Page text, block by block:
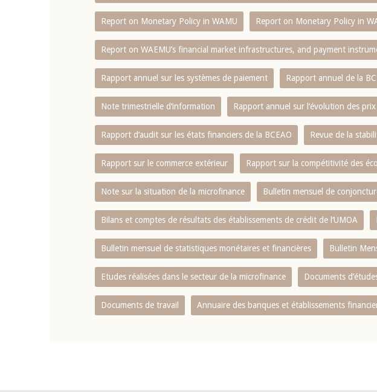
Report on Monetary Policy in WAMU Report on Monetary Policy in
Report on WAEMU’s financial market infrastructures, and payment
Rapport annuel sur les systèmes de paiement Rapport annuel de la
Note trimestrielle d‘information Rapport annuel sur l‘évolution des
Rapport d‘audit sur les états financiers de la BCEAO Revue de la
Rapport sur le commerce extérieur Rapport sur la compétitivité des
Note sur la situation de la microfinance Bulletin mensuel de
Bilans et comptes de résultats des établissements de crédit de l‘UMOA
Bulletin mensuel de statistiques monétaires et financières Bulletin
Etudes réalisées dans le secteur de la microfinance Documents
Documents de travail Annuaire des banques et établissements